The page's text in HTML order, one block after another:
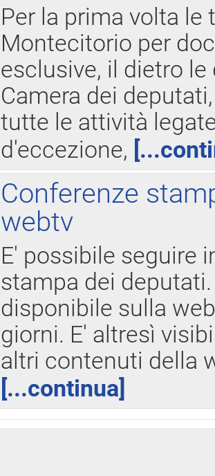
Per la prima volta le
Montecitorio per
esclusive, il dietro
Camera dei
tutte le attività
d'eccezione,
Conferenze
webtv
E' possibile seguire
stampa dei
disponibile sulla
giorni. E' altresì
altri contenuti della
[...continua]